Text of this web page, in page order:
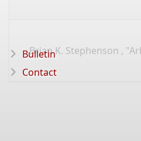
Brian K. Stephenson ,
Bulletin
Contact